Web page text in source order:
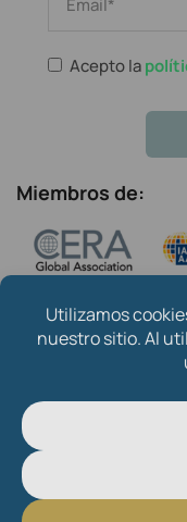
Acepto la
Miembros de:
Copyright © 2024
Sobre